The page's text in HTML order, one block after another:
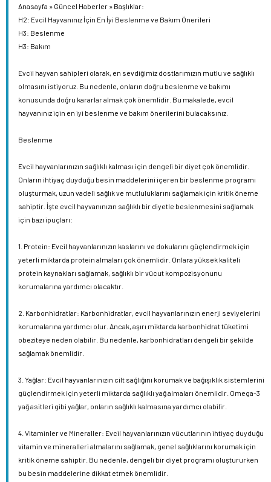
Anasayfa » Güncel Haberler » Başlıklar:
H2: Evcil Hayvanınız İçin En İyi Beslenme ve Bakım Önerileri
H3: Beslenme
H3: Bakım
Evcil hayvan sahipleri olarak, en sevdiğimiz dostlarımızın mutlu ve sağlıklı
olmasını istiyoruz. Bu nedenle, onların doğru beslenme ve bakımı
konusunda doğru kararlar almak çok önemlidir. Bu makalede, evcil
hayvanınız için en iyi beslenme ve bakım önerilerini bulacaksınız.
Beslenme
Evcil hayvanlarınızın sağlıklı kalması için dengeli bir diyet çok önemlidir.
Onların ihtiyaç duyduğu besin maddelerini içeren bir beslenme programı
oluşturmak, uzun vadeli sağlık ve mutluluklarını sağlamak için kritik öneme
sahiptir. İşte evcil hayvanınızın sağlıklı bir diyetle beslenmesini sağlamak
için bazı ipuçları:
1. Protein: Evcil hayvanlarınızın kaslarını ve dokularını güçlendirmek için
yeterli miktarda protein almaları çok önemlidir. Onlara yüksek kaliteli
protein kaynakları sağlamak, sağlıklı bir vücut kompozisyonunu
korumalarına yardımcı olacaktır.
2. Karbonhidratlar: Karbonhidratlar, evcil hayvanlarınızın enerji seviyelerini
korumalarına yardımcı olur. Ancak, aşırı miktarda karbonhidrat tüketimi
obeziteye neden olabilir. Bu nedenle, karbonhidratları dengeli bir şekilde
sağlamak önemlidir.
3. Yağlar: Evcil hayvanlarınızın cilt sağlığını korumak ve bağışıklık sistemlerini
güçlendirmek için yeterli miktarda sağlıklı yağ almaları önemlidir. Omega-3
yağ asitleri gibi yağlar, onların sağlıklı kalmasına yardımcı olabilir.
4. Vitaminler ve Mineraller: Evcil hayvanlarınızın vücutlarının ihtiyaç duyduğu
vitamin ve mineralleri almalarını sağlamak, genel sağlıklarını korumak için
kritik öneme sahiptir. Bu nedenle, dengeli bir diyet programı oluştururken
bu besin maddelerine dikkat etmek önemlidir.